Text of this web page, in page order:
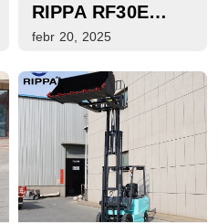
RIPPA RF30E
ELEKTROMOS
febr 20, 2025